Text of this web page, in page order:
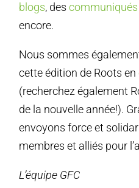
blogs, des
encore.
Nous sommes
cette édition de Roots en
(recherchez également
de la nouvelle année!).
envoyons force et
membres et alliés pour
L’équipe GFC